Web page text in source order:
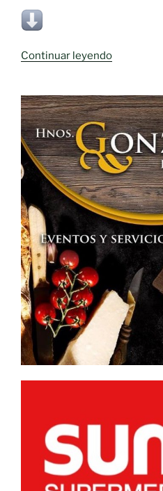
Continuar leyendo«𝐎𝐂𝐓𝐀𝐕𝐎𝐒
𝐓𝐑𝐎𝐅𝐄𝐎
𝐉𝐂𝐂𝐌»